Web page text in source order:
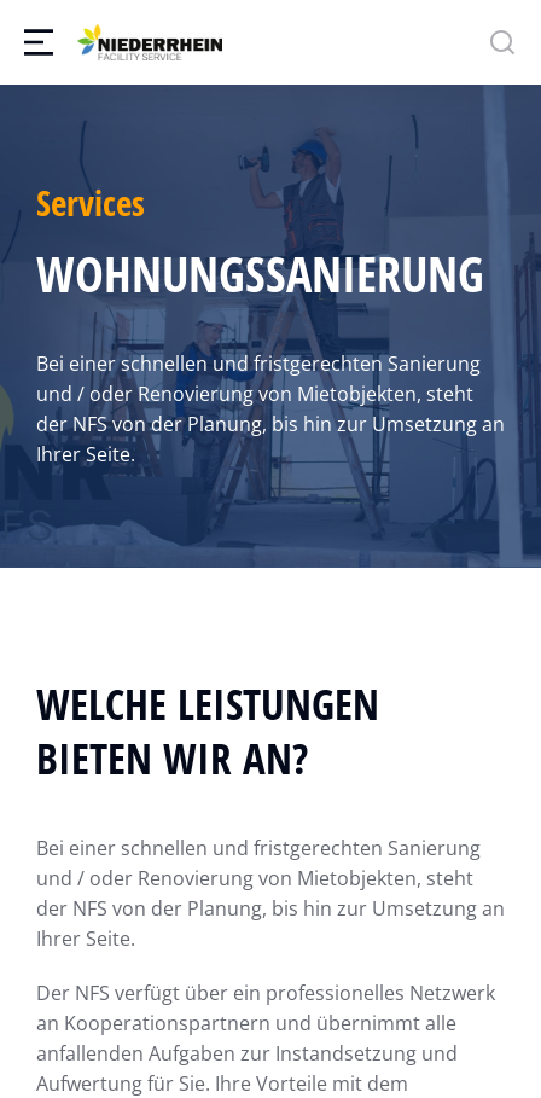
Services
WOHNUNGSSANIERUNG
Bei einer schnellen und fristgerechten Sanierung
und / oder Renovierung von Mietobjekten, steht
der NFS von der Planung, bis hin zur Umsetzung an
Ihrer Seite.
WELCHE LEISTUNGEN
BIETEN WIR AN?
Bei einer schnellen und fristgerechten Sanierung
und / oder Renovierung von Mietobjekten, steht
der NFS von der Planung, bis hin zur Umsetzung an
Ihrer Seite.
Der NFS verfügt über ein professionelles Netzwerk
an Kooperationspartnern und übernimmt alle
anfallenden Aufgaben zur Instandsetzung und
Aufwertung für Sie. Ihre Vorteile mit dem